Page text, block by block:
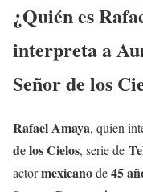
¿Quién es
interpreta a
Señor de los
Rafael Amaya, quien
de los Cielos, serie de
actormexicanode45